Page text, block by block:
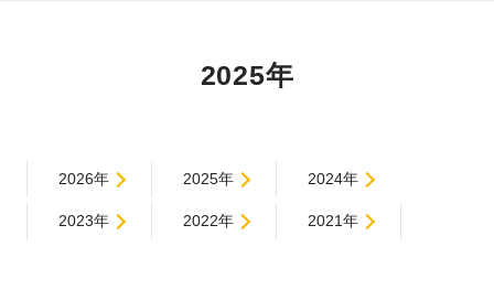
2025年
2026年 2025年 2024年
2023年 2022年 2021年